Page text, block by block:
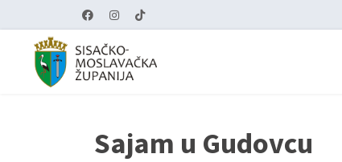
Sajam u Gudovcu